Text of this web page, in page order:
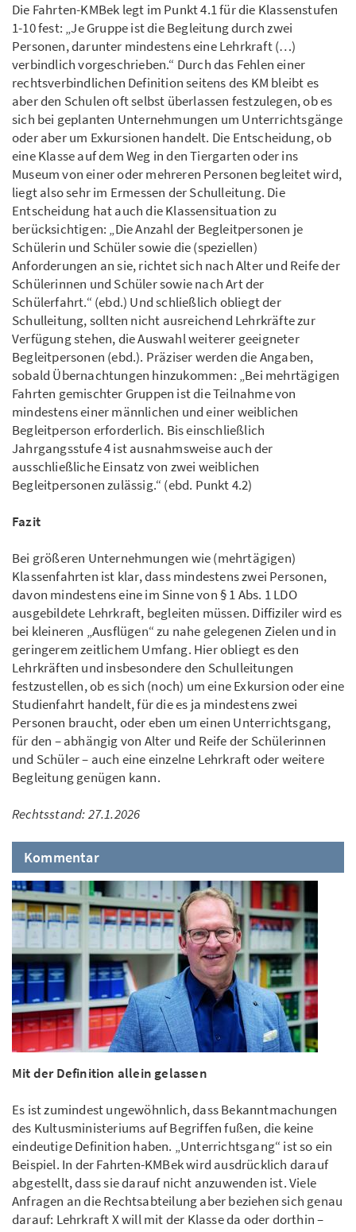
Die Fahrten-KMBek legt im Punkt 4.1 für die Klassenstufen
1-10 fest: „Je Gruppe ist die Begleitung durch zwei
Personen, darunter mindestens eine Lehrkraft (…)
verbindlich vorgeschrieben.“ Durch das Fehlen einer
rechtsverbindlichen Definition seitens des KM bleibt es
aber den Schulen oft selbst überlassen festzulegen, ob es
sich bei geplanten Unternehmungen um Unterrichtsgänge
oder aber um Exkursionen handelt. Die Entscheidung, ob
eine Klasse auf dem Weg in den Tiergarten oder ins
Museum von einer oder mehreren Personen begleitet wird,
liegt also sehr im Ermessen der Schulleitung. Die
Entscheidung hat auch die Klassensituation zu
berücksichtigen: „Die Anzahl der Begleitpersonen je
Schülerin und Schüler sowie die (speziellen)
Anforderungen an sie, richtet sich nach Alter und Reife der
Schülerinnen und Schüler sowie nach Art der
Schülerfahrt.“ (ebd.) Und schließlich obliegt der
Schulleitung, sollten nicht ausreichend Lehrkräfte zur
Verfügung stehen, die Auswahl weiterer geeigneter
Begleitpersonen (ebd.). Präziser werden die Angaben,
sobald Übernachtungen hinzukommen: „Bei mehrtägigen
Fahrten gemischter Gruppen ist die Teilnahme von
mindestens einer männlichen und einer weiblichen
Begleitperson erforderlich. Bis einschließlich
Jahrgangsstufe 4 ist ausnahmsweise auch der
ausschließliche Einsatz von zwei weiblichen
Begleitpersonen zulässig.“ (ebd. Punkt 4.2)
Fazit
Bei größeren Unternehmungen wie (mehrtägigen)
Klassenfahrten ist klar, dass mindestens zwei Personen,
davon mindestens eine im Sinne von § 1 Abs. 1 LDO
ausgebildete Lehrkraft, begleiten müssen. Diffiziler wird es
bei kleineren „Ausflügen“ zu nahe gelegenen Zielen und in
geringerem zeitlichem Umfang. Hier obliegt es den
Lehrkräften und insbesondere den Schulleitungen
festzustellen, ob es sich (noch) um eine Exkursion oder eine
Studienfahrt handelt, für die es ja mindestens zwei
Personen braucht, oder eben um einen Unterrichtsgang,
für den – abhängig von Alter und Reife der Schülerinnen
und Schüler – auch eine einzelne Lehrkraft oder weitere
Begleitung genügen kann.
Rechtsstand: 27.1.2026
Kommentar
Mit der Definition allein gelassen
Es ist zumindest ungewöhnlich, dass Bekanntmachungen
des Kultusministeriums auf Begriffen fußen, die keine
eindeutige Definition haben. „Unterrichtsgang“ ist so ein
Beispiel. In der Fahrten-KMBek wird ausdrücklich darauf
abgestellt, dass sie darauf nicht anzuwenden ist. Viele
Anfragen an die Rechtsabteilung aber beziehen sich genau
darauf: Lehrkraft X will mit der Klasse da oder dorthin –